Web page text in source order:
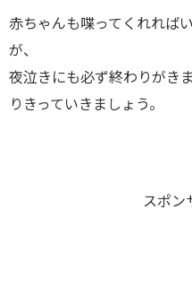
赤ちゃんも喋ってくれれば
が、
夜泣きにも必ず終わりがき
りきっていきましょう。
スポン